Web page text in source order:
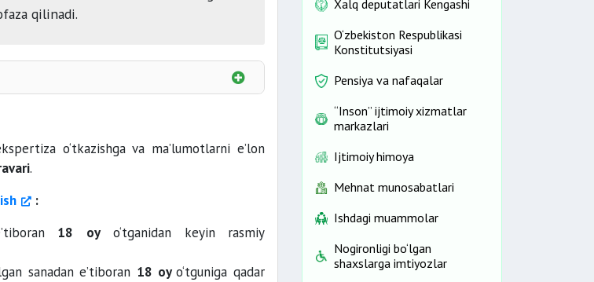
qilinadi.
ilova qilinadi
o‘tkazishga va ma’lumotlarni e’lon
.
:
18 oyo‘tganidan keyin rasmiy
sanadan e’tiboran 18 oyo‘tguniga qadar
Xalq deputatlari Kengashi
O‘zbekiston Respublikasi
Konstitutsiyasi
Pensiya va nafaqalar
“Inson” ijtimoiy xizmatlar
markazlari
Ijtimoiy himoya
Mehnat munosabatlari
Ishdagi muammolar
Nogironligi bo‘lgan
shaxslarga imtiyozlar